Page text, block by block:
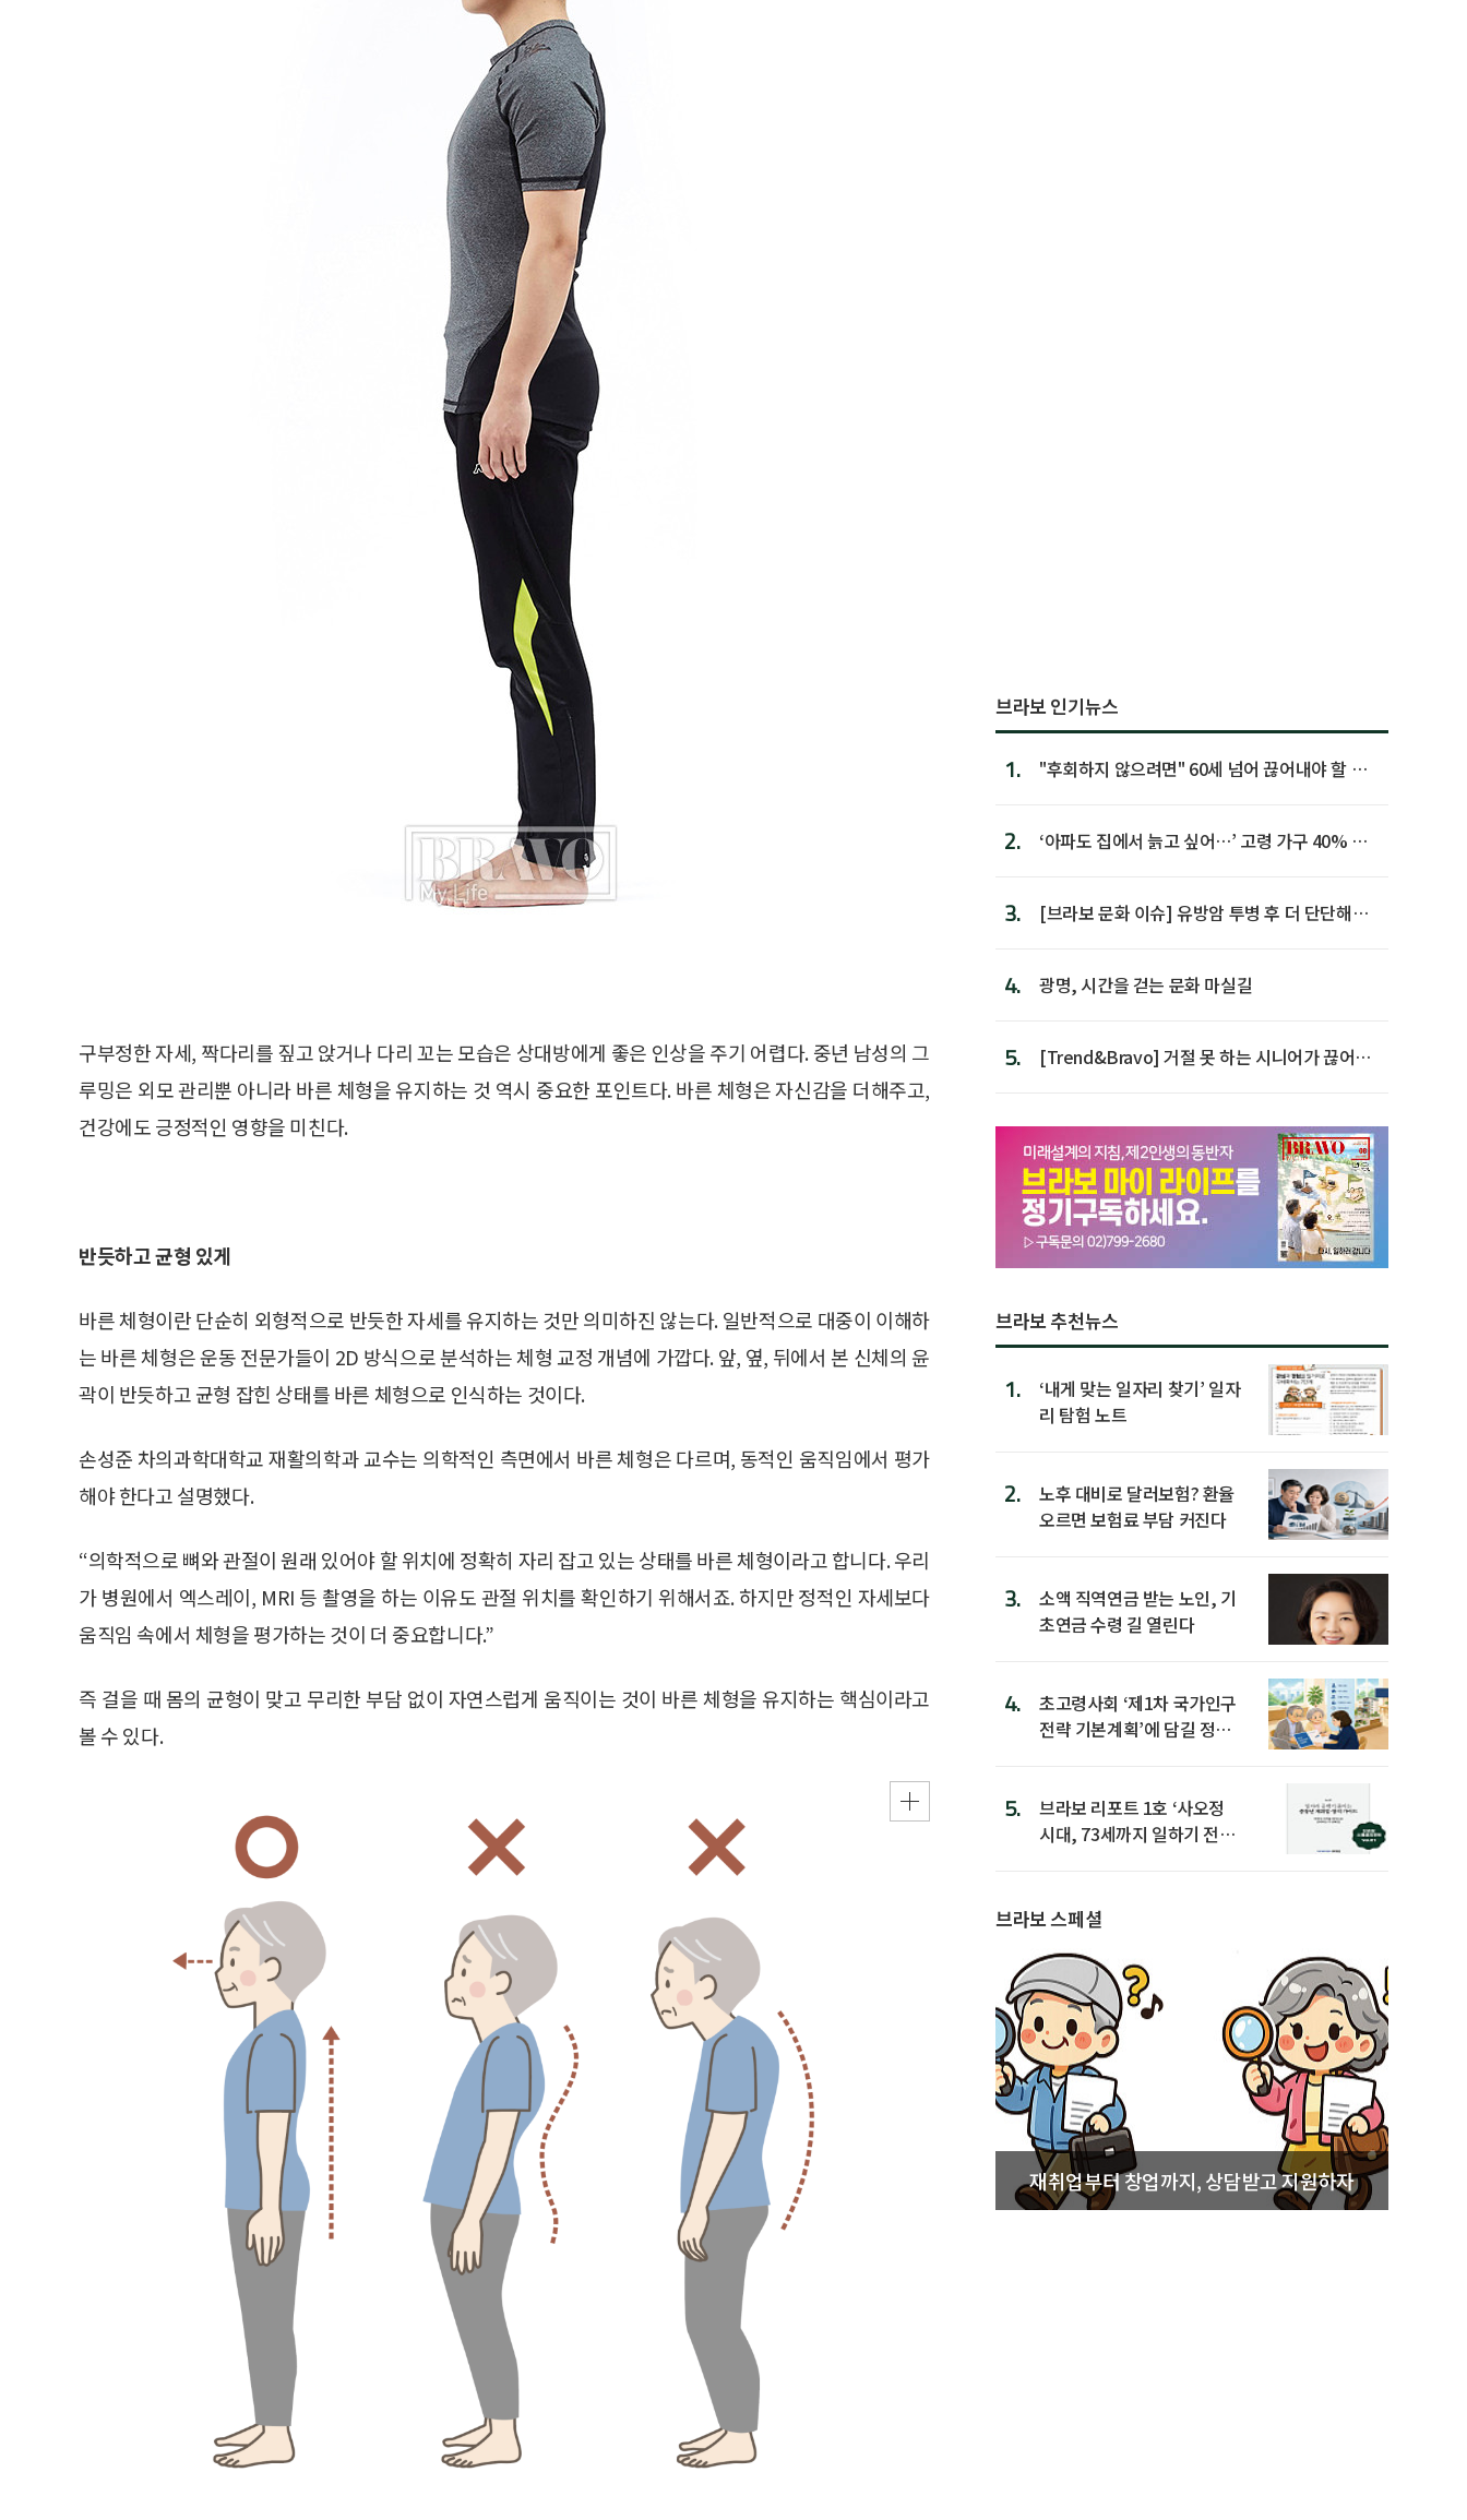
구부정한 자세, 짝다리를 짚고 앉거나 다리 꼬는 모습은 상대방에게 좋은 인상을 주기 어렵다. 중년 남성의 그
루밍은 외모 관리뿐 아니라 바른 체형을 유지하는 것 역시 중요한 포인트다. 바른 체형은 자신감을 더해주고,
건강에도 긍정적인 영향을 미친다.
반듯하고 균형 있게
바른 체형이란 단순히 외형적으로 반듯한 자세를 유지하는 것만 의미하진 않는다. 일반적으로 대중이 이해하
는 바른 체형은 운동 전문가들이 2D 방식으로 분석하는 체형 교정 개념에 가깝다. 앞, 옆, 뒤에서 본 신체의 윤
곽이 반듯하고 균형 잡힌 상태를 바른 체형으로 인식하는 것이다.
손성준 차의과학대학교 재활의학과 교수는 의학적인 측면에서 바른 체형은 다르며, 동적인 움직임에서 평가
해야 한다고 설명했다.
“의학적으로 뼈와 관절이 원래 있어야 할 위치에 정확히 자리 잡고 있는 상태를 바른 체형이라고 합니다. 우리
가 병원에서 엑스레이, MRI 등 촬영을 하는 이유도 관절 위치를 확인하기 위해서죠. 하지만 정적인 자세보다
움직임 속에서 체형을 평가하는 것이 더 중요합니다.”
즉 걸을 때 몸의 균형이 맞고 무리한 부담 없이 자연스럽게 움직이는 것이 바른 체형을 유지하는 핵심이라고
볼 수 있다.
브라보 인기뉴스
1.
"후회하지 않으려면" 60세 넘어 끊어내야 할 사
2.
‘아파도 집에서 늙고 싶어…’ 고령 가구 40% 노
3.
[브라보 문화 이슈] 유방암 투병 후 더 단단해진
4. 광명, 시간을 걷는 문화 마실길
5.
[Trend&Bravo] 거절 못 하는 시니어가 끊어야
브라보 추천뉴스
1.
‘내게 맞는 일자리 찾기’ 일자
리 탐험 노트
2.
노후 대비로 달러보험? 환율
오르면 보험료 부담 커진다
3.
소액 직역연금 받는 노인, 기
초연금 수령 길 열린다
4.
초고령사회 ‘제1차 국가인구
전략 기본계획’에 담길 정책
5.
브라보 리포트 1호 ‘사오정
시대, 73세까지 일하기 전략’
브라보 스페셜
재취업부터 창업까지, 상담받고 지원하자